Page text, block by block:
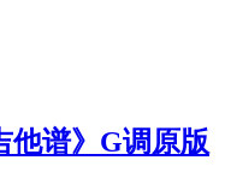
他谱》G调原版